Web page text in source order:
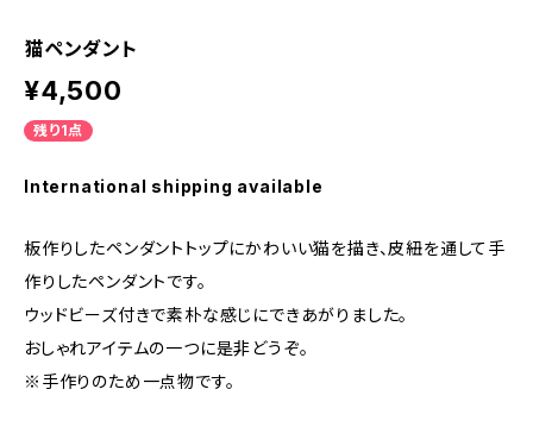
猫ペンダント
¥4,500
残り1点
International shipping available
板作りしたペンダントトップにかわいい猫を描き、皮紐を通して手
作りしたペンダントです。
ウッドビーズ付きで素朴な感じにできあがりました。
おしゃれアイテムの一つに是非どうぞ。
※手作りのため一点物です。